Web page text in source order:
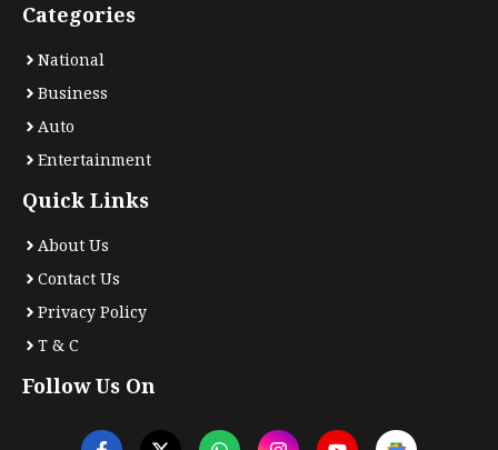
Categories
National
Business
Auto
Entertainment
Quick Links
About Us
Contact Us
Privacy Policy
T & C
Follow Us On